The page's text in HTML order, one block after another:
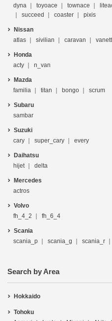
dyna
toyoace townace
succeed
coaster pixis
Nissan
atlas
sivilian caravan
Honda
acty
n_van
Mazda
familia
titan bongo scrum
Subaru
sambar
Suzuki
cary
super_cary every
Daihatsu
hijet
delta
Mercedes
actros
Volvo
fh_4_2
fh_6_4
Scania
scania_p
scania_g scania_r
Search by Area
Hokkaido
Tohoku